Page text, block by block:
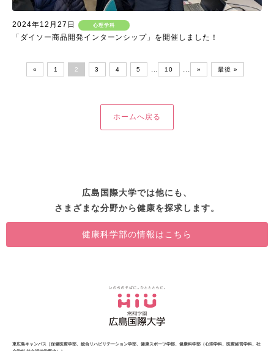
2024年12月27日 心理学科
「ダイソー商品開発インターンシップ」を開催しました！
« 1 2 3 4 5 10 » 最後 »
ホームへ戻る
広島国際大学では他にも、
さまざまな分野から健康を探求します。
健康科学部の情報はこちら
東広島キャンパス［保健医療学部、総合リハビリテーション学部、健康スポーツ学部、健康科学部（心理学科、医療経営学科、社